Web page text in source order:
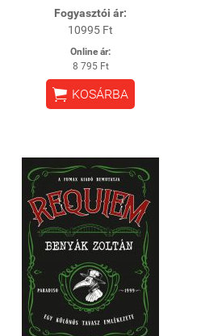
Fogyasztói ár:
10995 Ft
Online ár:
8 795 Ft
 KOSÁRBA